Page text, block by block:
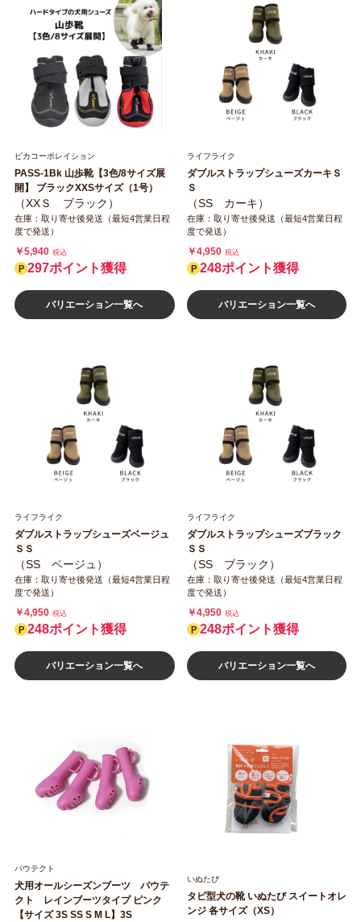
ピカコーポレイション
PASS‐1Bk 山歩靴【3色/8サイズ展
開】 ブラックXXSサイズ（1号）
（XXＳ ブラック）
在庫：取り寄せ後発送（最短4営業日程
度で発送）
￥5,940 税込
297ポイント獲得
バリエーション一覧へ
ライフライク
ダブルストラップシューズカーキＳ
Ｓ
（SS カーキ）
在庫：取り寄せ後発送（最短4営業日程
度で発送）
￥4,950 税込
248ポイント獲得
バリエーション一覧へ
ライフライク
ダブルストラップシューズベージュ
ＳＳ
（SS ベージュ）
在庫：取り寄せ後発送（最短4営業日程
度で発送）
￥4,950 税込
248ポイント獲得
バリエーション一覧へ
ライフライク
ダブルストラップシューズブラック
ＳＳ
（SS ブラック）
在庫：取り寄せ後発送（最短4営業日程
度で発送）
￥4,950 税込
248ポイント獲得
バリエーション一覧へ
パウテクト
犬用オールシーズンブーツ パウテ
クト レインブーツタイプ ピンク
【サイズ 3S SS S M L】3S
いぬたび
タビ型犬の靴 いぬたび スイートオレ
ンジ 各サイズ（XS）